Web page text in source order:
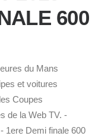
600
du Mans
et voitures
Coupes
de la Web TV. -
1ere Demi finale 600